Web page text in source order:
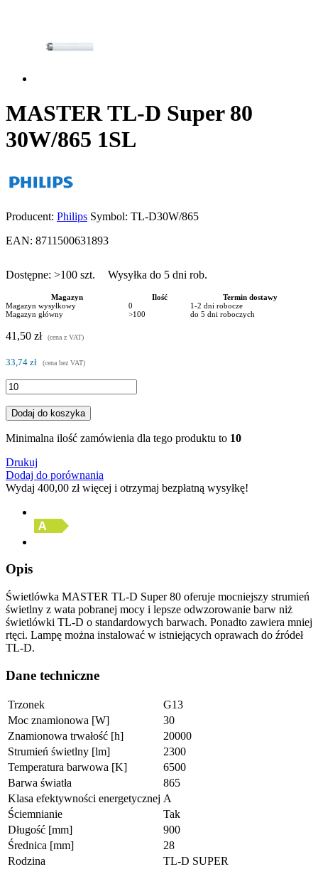
MASTER TL-D Super 80
30W/865 1SL
Producent: Philips Symbol: TL-D30W/865
EAN: 8711500631893
Dostępne: >100 szt. Wysyłka do 5 dni rob.
Magazyn Ilość
Termin dostawy
Magazyn wysyłkowy
0
1-2 dni robocze
Magazyn główny
>100 do 5 dni roboczych
41,50 zł (cena z VAT)
33,74 zł (cena bez VAT)
Dodaj do koszyka
Minimalna ilość zamówienia dla tego produktu to 10
Drukuj
Dodaj do porównania
Wydaj 400,00 złwięcej i otrzymaj bezpłatną wysyłkę!
Opis
Świetlówka MASTER TL-D Super 80 oferuje mocniejszy strumień
świetlny z wata pobranej mocy i lepsze odwzorowanie barw niż
świetlówki TL-D o standardowych barwach. Ponadto zawiera mniej
rtęci. Lampę można instalować w istniejących oprawach do źródeł
TL-D.
Dane techniczne
Trzonek
G13
Moc znamionowa [W]
30
Znamionowa trwałość [h]
20000
Strumień świetlny [lm]
2300
Temperatura barwowa [K]
6500
Barwa światła
865
Klasa efektywności energetycznej A
Ściemnianie
Tak
Długość [mm]
900
Średnica [mm]
28
Rodzina
TL-D SUPER